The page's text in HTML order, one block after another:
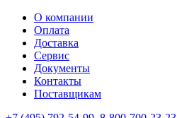
ВходРегистрация
test@example.com
отправлена
Восстановление
пароля
Заполните
форму.
На
вашу
почту
Введите
новый
пароль
Пароль
успешно
восстановлен
Обратная
связь
сообщение
успешно
отправлено.
О компании
Оплата
Доставка
Сервис
Документы
Контакты
Поставщикам